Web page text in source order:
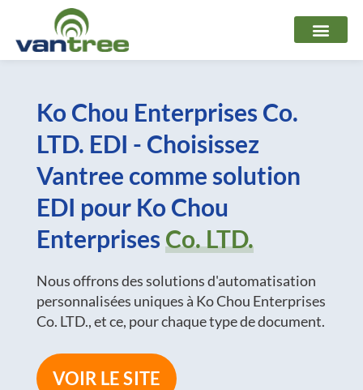
contenu
Ko Chou Enterprises Co.
LTD. EDI - Choisissez
Vantree comme solution
EDI pour Ko Chou
Enterprises Co. LTD.
Nous offrons des solutions d'automatisation
personnalisées uniques à Ko Chou Enterprises
Co. LTD., et ce, pour chaque type de document.
VOIR LE SITE